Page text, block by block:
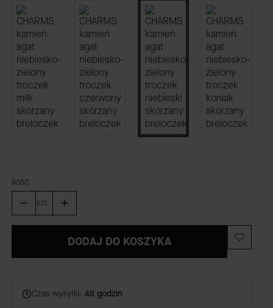
Ilość
szt.
DODAJ DO KOSZYKA
Czas wysyłki: 48 godzin